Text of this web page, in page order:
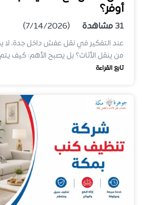
أوفر؟
31 مشاهدة (7/14/2026)
عند التفكير في نقل عفش داخل جدة، لا
من ينقل الأثاث؟ بل يصبح الأهم: كيف
تابع القراءة